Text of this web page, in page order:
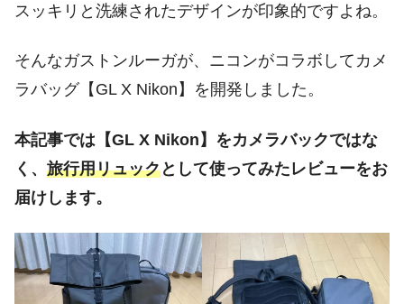
スッキリと洗練されたデザインが印象的ですよね。
そんなガストンルーガが、ニコンがコラボしてカメ
ラバッグ【GL X Nikon】を開発しました。
本記事では【GL X Nikon】をカメラバックではな
く、 旅行用リュックとして使ってみたレビューをお
届けします。